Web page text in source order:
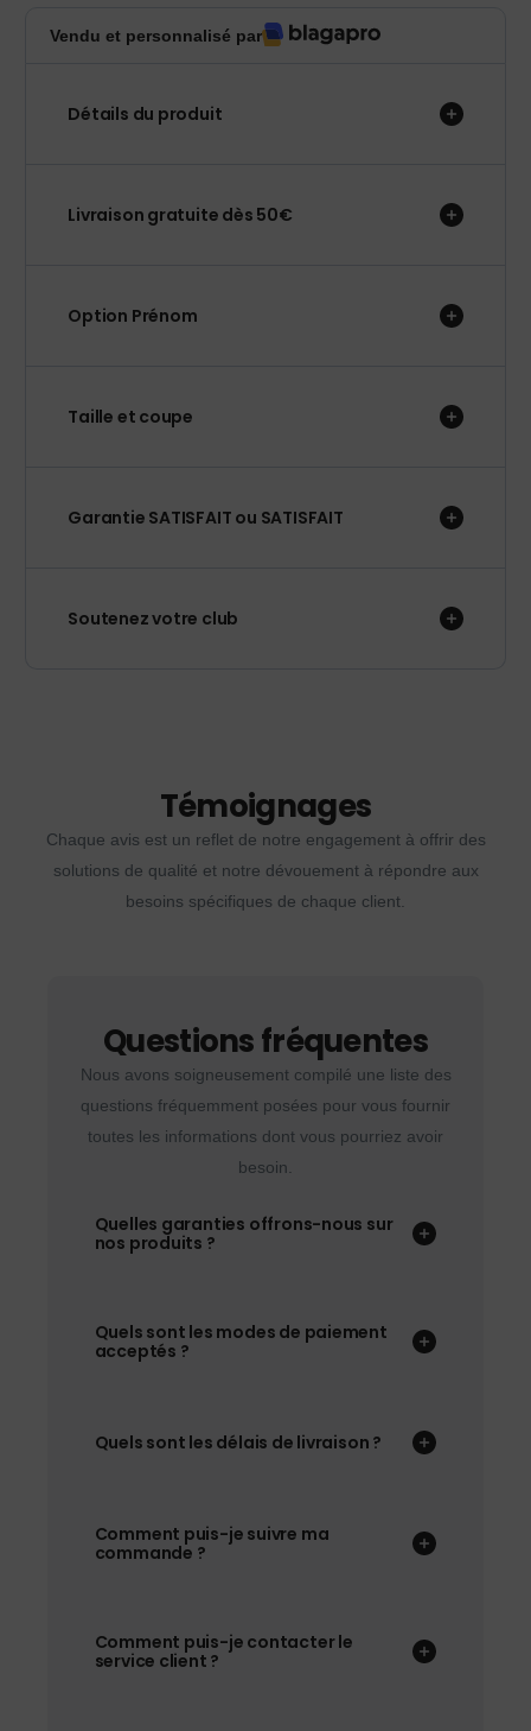
Vendu et personnalisé par
Détails du produit
Livraison gratuite dès 50€
Option Prénom
Taille et coupe
Garantie SATISFAIT ou SATISFAIT
Soutenez votre club
Témoignages
Chaque avis est un reflet de notre engagement à offrir des
solutions de qualité et notre dévouement à répondre aux
besoins spécifiques de chaque client.
Questions fréquentes
Nous avons soigneusement compilé une liste des
questions fréquemment posées pour vous fournir
toutes les informations dont vous pourriez avoir
besoin.
Quelles garanties offrons-nous sur
nos produits ?
Quels sont les modes de paiement
acceptés ?
Quels sont les délais de livraison ?
Comment puis-je suivre ma
commande ?
Comment puis-je contacter le
service client ?